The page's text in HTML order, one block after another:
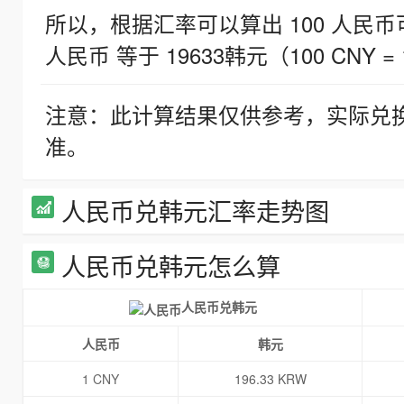
所以，根据汇率可以算出 100 人民
人民币 等于 19633韩元（100 CNY =
注意：此计算结果仅供参考，实际
准。
人民币兑韩元汇率走势图
人民币兑韩元怎么算
人民币兑韩元
人民币
韩元
1 CNY
196.33 KRW